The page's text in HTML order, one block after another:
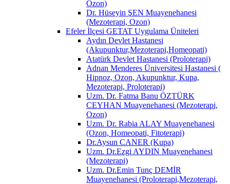
Ozon)
Dr. Hüseyin ŞEN Muayenehanesi
(Mezoterapi, Ozon)
Efeler İlçesi GETAT Uygulama Üniteleri
Aydın Devlet Hastanesi
(Akupunktur,Mezoterapi,Homeopati)
Atatürk Devlet Hastanesi (Proloterapi)
Adnan Menderes Üniversitesi Hastanesi (
Hipnoz, Ozon, Akupunktur, Kupa,
Mezoterapi, Proloterapi)
Uzm. Dr. Fatma Banu ÖZTÜRK
CEYHAN Muayenehanesi (Mezoterapi,
Ozon)
Uzm. Dr. Rabia ALAY Muayenehanesi
(Ozon, Homeopati, Fitoterapi)
Dr.Aysun CANER (Kupa)
Uzm. Dr.Ezgi AYDIN Muayenehanesi
(Mezoterapi)
Uzm. Dr.Emin Tunç DEMİR
Muayenehanesi (Proloterapi,Mezoterapi,